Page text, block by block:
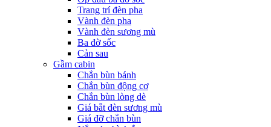
Trang trí đèn pha
Vành đèn pha
Vành đèn sương mù
Ba đờ sốc
Cản sau
Gầm cabin
Chắn bùn bánh
Chắn bùn động cơ
Chắn bùn lòng dè
Giá bắt đèn sương mù
Giá đỡ chắn bùn